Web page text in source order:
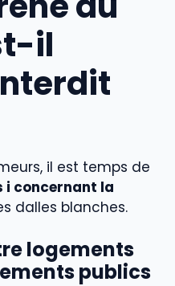
il
il est temps de
i concernant la
dalles blanches.
logements
publics